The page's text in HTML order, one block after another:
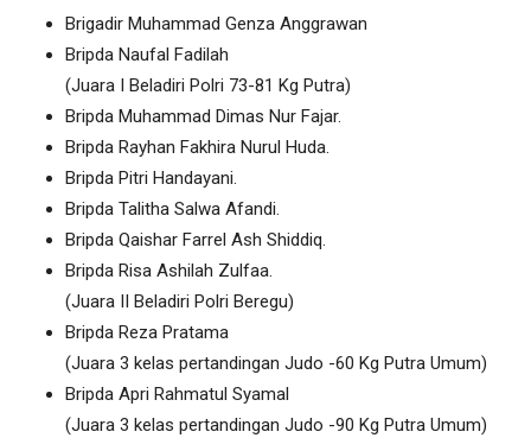
Brigadir Muhammad Genza Anggrawan
Bripda Naufal Fadilah
(Juara I Beladiri Polri 73-81 Kg Putra)
Bripda Muhammad Dimas Nur Fajar.
Bripda Rayhan Fakhira Nurul Huda.
Bripda Pitri Handayani.
Bripda Talitha Salwa Afandi.
Bripda Qaishar Farrel Ash Shiddiq.
Bripda Risa Ashilah Zulfaa.
(Juara II Beladiri Polri Beregu)
Bripda Reza Pratama
(Juara 3 kelas pertandingan Judo -60 Kg Putra Umum)
Bripda Apri Rahmatul Syamal
(Juara 3 kelas pertandingan Judo -90 Kg Putra Umum)